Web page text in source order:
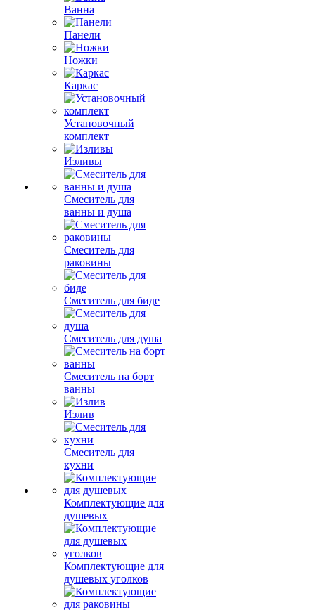
Ванна
Панели
Ножки
Каркас
Установочный
комплект
Изливы
Смеситель для
ванны и душа
Смеситель для
раковины
Смеситель для биде
Смеситель для душа
Смеситель на борт
ванны
Излив
Смеситель для
кухни
Комплектующие для
душевых
Комплектующие для
душевых уголков